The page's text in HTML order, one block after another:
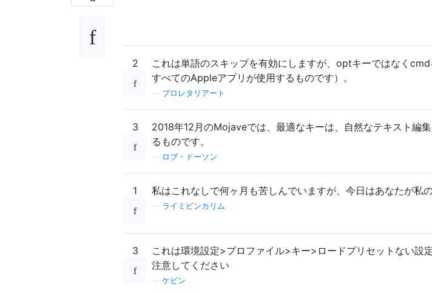
2
これは単語のスキップを有効にしますが、optキーではなく
すべてのAppleアプリが使用するものです）。
プロレタリアート
3
2018年12月のMojaveでは、最適なキーは、自然なテキスト編
るものです。
ロブ・ドーソン
1 私はこれなしで何ヶ月も苦しんでいますが、今日はあなたが私の
ライミビンカリム
3
これは環境設定>プロファイル>キー>ロードプリセットない設
注意してください
ケビン